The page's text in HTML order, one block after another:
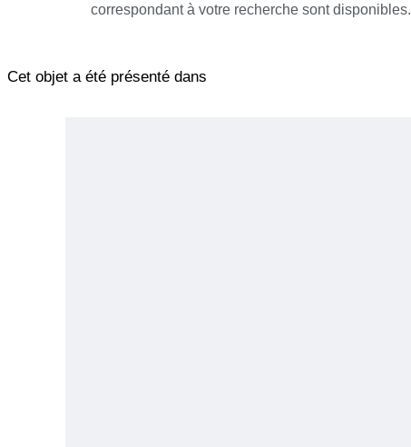
correspondant à votre recherche sont disponibles.
Cet objet a été présenté dans